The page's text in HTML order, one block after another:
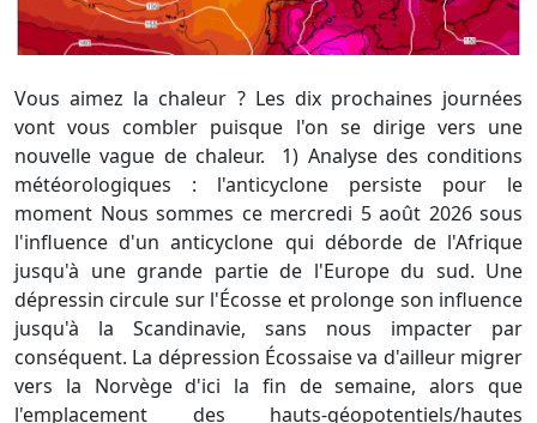
Vous aimez la chaleur ? Les dix prochaines journées
vont vous combler puisque l'on se dirige vers une
nouvelle vague de chaleur. 1) Analyse des conditions
météorologiques : l'anticyclone persiste pour le
moment Nous sommes ce mercredi 5 août 2026 sous
l'influence d'un anticyclone qui déborde de l'Afrique
jusqu'à une grande partie de l'Europe du sud. Une
dépressin circule sur l'Écosse et prolonge son influence
jusqu'à la Scandinavie, sans nous impacter par
conséquent. La dépression Écossaise va d'ailleur migrer
vers la Norvège d'ici la fin de semaine, alors que
l'emplacement des hauts-géopotentiels/hautes